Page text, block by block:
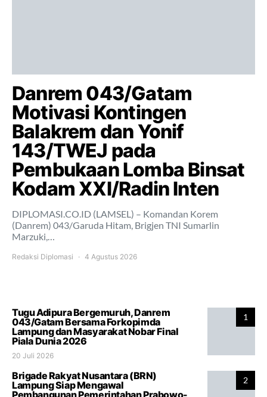
Danrem 043/Gatam
Motivasi Kontingen
Balakrem dan Yonif
143/TWEJ pada
Pembukaan Lomba Binsat
Kodam XXI/Radin Inten
DIPLOMASI.CO.ID (LAMSEL) – Komandan Korem
(Danrem) 043/Garuda Hitam, Brigjen TNI Sumarlin
Marzuki,…
Redaksi Diplomasi 4 Agustus 2026
1
Tugu Adipura Bergemuruh, Danrem
043/Gatam Bersama Forkopimda
Lampung dan Masyarakat Nobar Final
Piala Dunia 2026
20 Juli 2026
2
Brigade Rakyat Nusantara (BRN)
Lampung Siap Mengawal
Pembangunan Pemerintahan Prabowo-